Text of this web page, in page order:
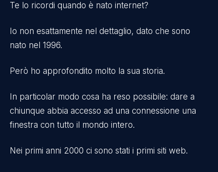
Te lo ricordi quando è nato internet?
Io non esattamente nel dettaglio, dato che sono
nato nel 1996.
Però ho approfondito molto la sua storia.
In particolar modo cosa ha reso possibile: dare a
chiunque abbia accesso ad una connessione una
finestra con tutto il mondo intero.
Nei primi anni 2000 ci sono stati i primi siti web.